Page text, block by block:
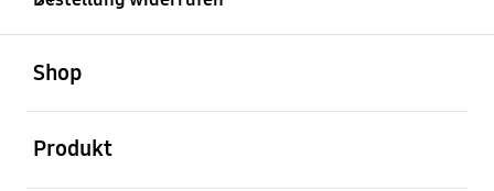
Shop
Produkt